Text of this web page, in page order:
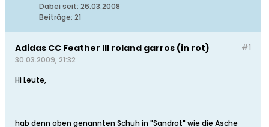
Dabei seit: 26.03.2008
Beiträge: 21
#1
Adidas CC Feather III roland garros (in rot)
30.03.2009, 21:32
Hi Leute,
hab denn oben genannten Schuh in "Sandrot" wie die Asche